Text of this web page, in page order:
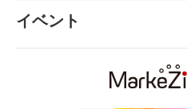
イベント